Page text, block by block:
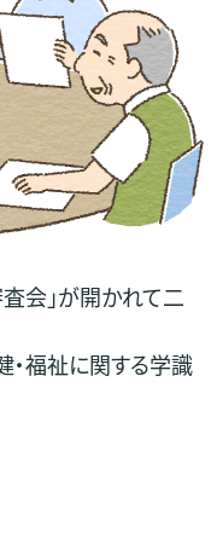
会」が開かれて二
・福祉に関する学識